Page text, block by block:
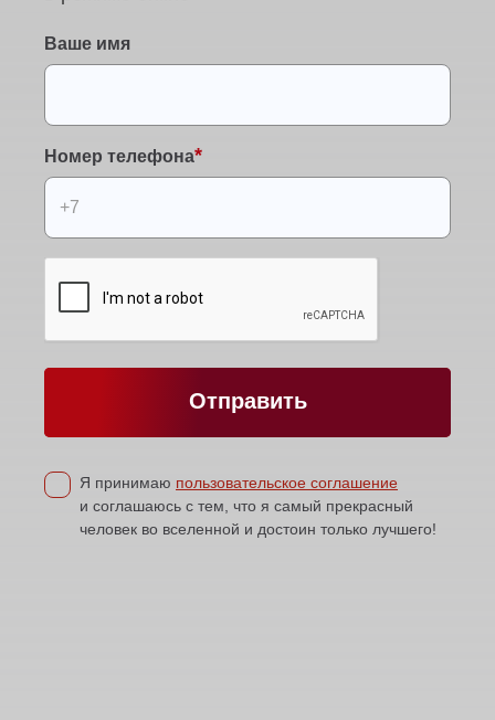
Ваше имя
Номер телефона*
Отправить
Я принимаю пользовательское соглашение
и соглашаюсь с тем, что я самый прекрасный
человек во вселенной и достоин только лучшего!